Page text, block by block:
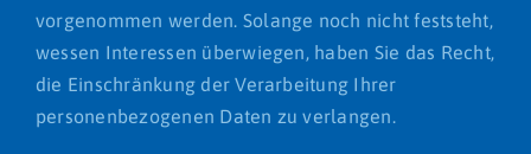
vorgenommen werden. Solange noch nicht feststeht,
wessen Interessen überwiegen, haben Sie das Recht,
die Einschränkung der Verarbeitung Ihrer
personenbezogenen Daten zu verlangen.